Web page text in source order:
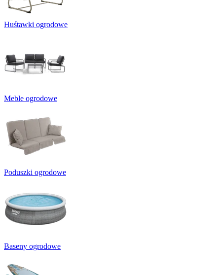
Huśtawki ogrodowe
Meble ogrodowe
Poduszki ogrodowe
Baseny ogrodowe